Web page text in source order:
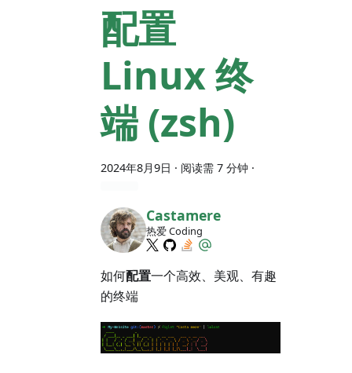
配置
Linux 终
端 (zsh)
2024年8月9日 · 阅读需 7 分钟 ·
Castamere
热爱 Coding
如何配置一个高效、美观、有趣
的终端